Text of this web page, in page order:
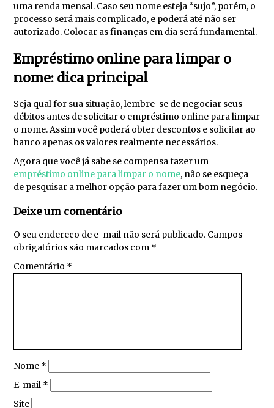
uma renda mensal. Caso seu nome esteja “sujo”, porém, o
processo será mais complicado, e poderá até não ser
autorizado. Colocar as finanças em dia será fundamental.
Empréstimo online para limpar o
nome: dica principal
Seja qual for sua situação, lembre-se de negociar seus
débitos antes de solicitar o empréstimo online para limpar
o nome. Assim você poderá obter descontos e solicitar ao
banco apenas os valores realmente necessários.
Agora que você já sabe se compensa fazer um
empréstimo online para limpar o nome, não se esqueça
de pesquisar a melhor opção para fazer um bom negócio.
Deixe um comentário
O seu endereço de e-mail não será publicado. Campos
obrigatórios são marcados com *
Comentário *
Nome *
E-mail *
Site